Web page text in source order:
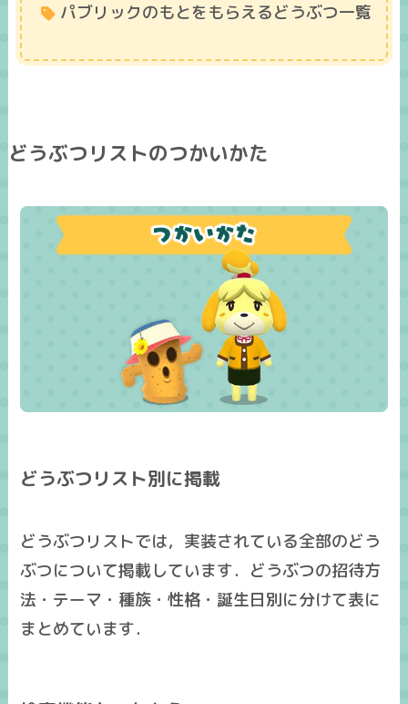
パブリックのもとをもらえるどうぶつ一覧
どうぶつリストのつかいかた
どうぶつリスト別に掲載
どうぶつリストでは，実装されている全部のどう
ぶつについて掲載しています．どうぶつの招待方
法・テーマ・種族・性格・誕生日別に分けて表に
まとめています．